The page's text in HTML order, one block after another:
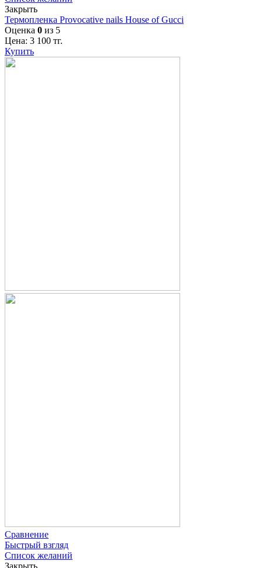
Закрыть
Термопленка Provocative nails House of Gucci
Оценка 0 из 5
Цена: 3 100 тг.
Купить
Сравнение
Быстрый взгляд
Список желаний
Закрыть